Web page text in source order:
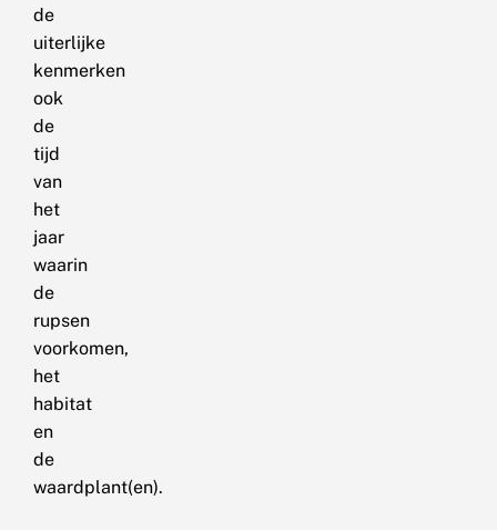
de
uiterlijke
kenmerken
ook
de
tijd
van
het
jaar
waarin
de
rupsen
voorkomen,
het
habitat
en
de
waardplant(en).